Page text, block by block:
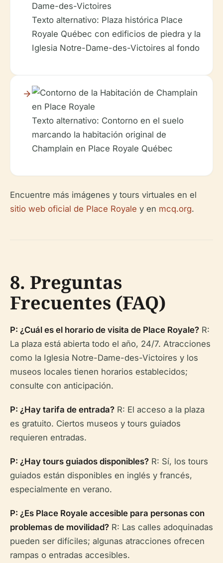
Texto alternativo: Plaza histórica Place
Royale Québec con edificios de piedra y la
Iglesia Notre-Dame-des-Victoires al fondo
Texto alternativo: Contorno en el suelo
marcando la habitación original de
Champlain en Place Royale Québec
Encuentre más imágenes y tours virtuales en el
sitio web oficial de Place Royale y en mcq.org.
8. Preguntas
Frecuentes (FAQ)
P: ¿Cuál es el horario de visita de Place Royale? R:
La plaza está abierta todo el año, 24/7. Atracciones
como la Iglesia Notre-Dame-des-Victoires y los
museos locales tienen horarios establecidos;
consulte con anticipación.
P: ¿Hay tarifa de entrada? R: El acceso a la plaza
es gratuito. Ciertos museos y tours guiados
requieren entradas.
P: ¿Hay tours guiados disponibles? R: Sí, los tours
guiados están disponibles en inglés y francés,
especialmente en verano.
P: ¿Es Place Royale accesible para personas con
problemas de movilidad? R: Las calles adoquinadas
pueden ser difíciles; algunas atracciones ofrecen
rampas o entradas accesibles.